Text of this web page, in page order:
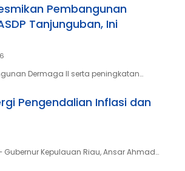
Pembangunan
Tanjunguban, Ini
Dermaga II serta peningkatan…
Pengendalian Inflasi dan
Kepulauan Riau, Ansar Ahmad…